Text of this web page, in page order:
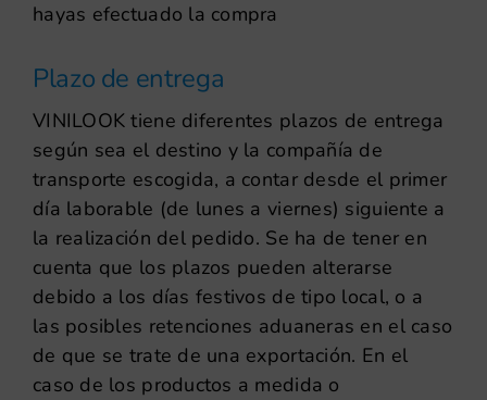
hayas efectuado la compra
Plazo de entrega
VINILOOK tiene diferentes plazos de entrega
según sea el destino y la compañía de
transporte escogida, a contar desde el primer
día laborable (de lunes a viernes) siguiente a
la realización del pedido. Se ha de tener en
cuenta que los plazos pueden alterarse
debido a los días festivos de tipo local, o a
las posibles retenciones aduaneras en el caso
de que se trate de una exportación. En el
caso de los productos a medida o